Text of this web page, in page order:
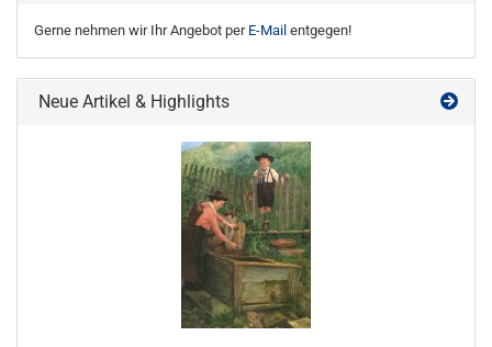
Gerne nehmen wir Ihr Angebot per E-Mail entgegen!
Neue Artikel & Highlights